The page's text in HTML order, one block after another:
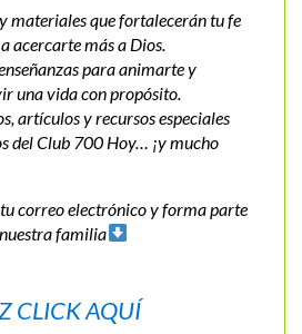
materiales que fortalecerán tu fe
acercarte más a Dios.
para animarte y
una vida con propósito.
artículos y recursos especiales
del Club 700 Hoy… ¡y mucho
correo electrónico y forma parte
familia
CLICK AQUÍ